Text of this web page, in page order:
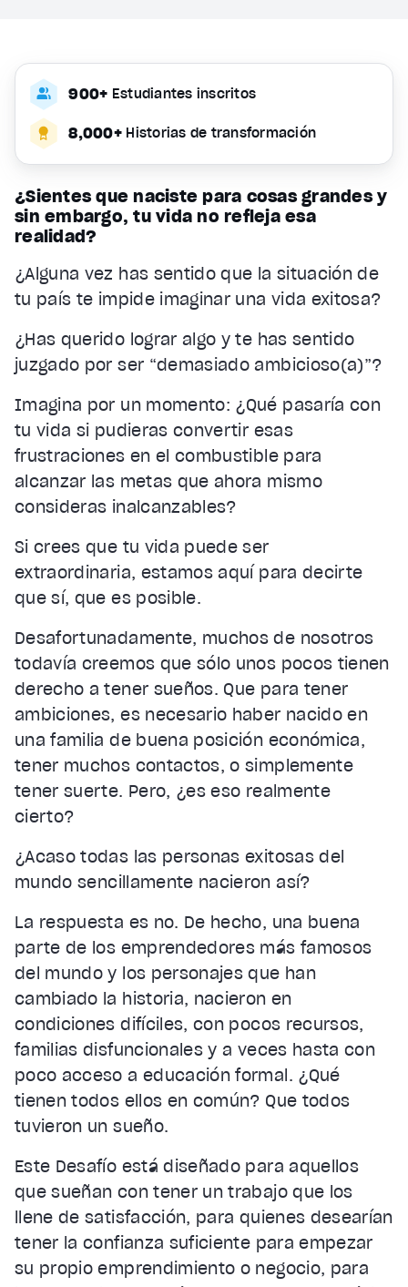
¿Sientes que naciste para cosas grandes y
sin embargo, tu vida no refleja esa
realidad?
¿Alguna vez has sentido que la situación de
tu país te impide imaginar una vida exitosa?
¿Has querido lograr algo y te has sentido
juzgado por ser “demasiado ambicioso(a)”?
Imagina por un momento: ¿Qué pasaría con
tu vida si pudieras convertir esas
frustraciones en el combustible para
alcanzar las metas que ahora mismo
consideras inalcanzables?
Si crees que tu vida puede ser
extraordinaria, estamos aquí para decirte
que sí, que es posible.
Desafortunadamente, muchos de nosotros
todavía creemos que sólo unos pocos tienen
derecho a tener sueños. Que para tener
ambiciones, es necesario haber nacido en
una familia de buena posición económica,
tener muchos contactos, o simplemente
tener suerte. Pero, ¿es eso realmente
cierto?
¿Acaso todas las personas exitosas del
mundo sencillamente nacieron así?
La respuesta es no. De hecho, una buena
parte de los emprendedores más famosos
del mundo y los personajes que han
cambiado la historia, nacieron en
condiciones difíciles, con pocos recursos,
familias disfuncionales y a veces hasta con
poco acceso a educación formal. ¿Qué
tienen todos ellos en común? Que todos
tuvieron un sueño.
Este Desafío está diseñado para aquellos
que sueñan con tener un trabajo que los
llene de satisfacción, para quienes desearían
tener la confianza suficiente para empezar
su propio emprendimiento o negocio, para
900+ Estudiantes inscritos
8,000+ Historias de transformación